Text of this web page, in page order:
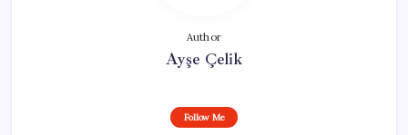
Author
Ayşe Çelik
Follow Me